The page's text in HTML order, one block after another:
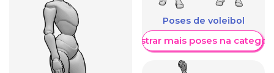
Poses de voleibol
Mostrar mais poses na